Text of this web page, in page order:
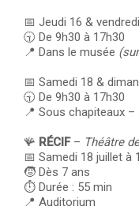
📅 Jeudi 16 &
🕤 De 9h30 à 17h30
📍 Dans le musée
📅 Samedi 18 &
🕤 De 9h30 à 17h30
📍 Sous chapiteaux
🪸 RÉCIF– Théâtre
📅 Samedi 18 juillet à
🧒 Dès 7 ans
⏱️ Durée : 55 min
📍 Auditorium